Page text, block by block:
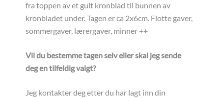
fra toppen av et gult kronblad til bunnen av
kronbladet under. Tagen er ca 2x6cm. Flotte gaver,
sommergaver, lærergaver, minner ++
Vil du bestemme tagen selv eller skal jeg sende
deg en tilfeldig valgt?
Jeg kontakter deg etter du har lagt inn din